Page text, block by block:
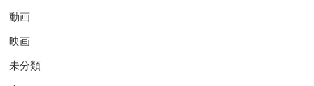
動画
映画
未分類